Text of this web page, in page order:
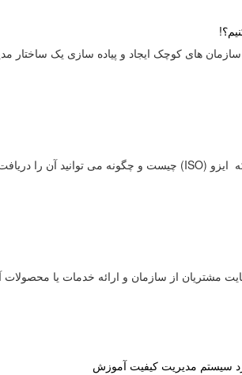
های کوچک ایجاد و پیاده سازی یک ساختار
مشتریان از سازمان و ارائه خدمات یا